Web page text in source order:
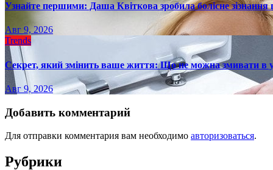
Узнайте першими: Даша Квіткова зробила болісне
Авг 9, 2026
Trends
Секрет, який змінить ваше життя: Що не можна змивати в
Авг 9, 2026
Добавить комментарий
Для отправки комментария вам необходимо авторизоваться.
Рубрики